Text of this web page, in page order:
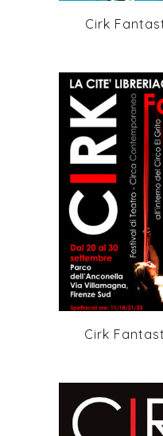
Cirk
Cirk